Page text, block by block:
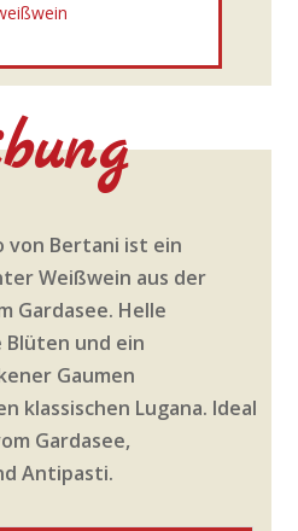
von Bertani ist ein
Weißwein aus der
Gardasee. Helle
und ein
Gaumen
klassischen Lugana. Ideal
Gardasee,
Antipasti.